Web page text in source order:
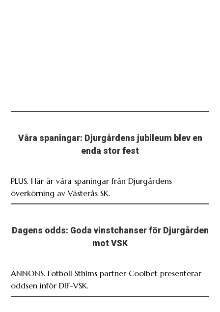
Våra spaningar: Djurgårdens jubileum blev en
enda stor fest
PLUS. Här är våra spaningar från Djurgårdens
överkörning av Västerås SK.
Dagens odds: Goda vinstchanser för Djurgården
mot VSK
ANNONS. Fotboll Sthlms partner Coolbet presenterar
oddsen inför DIF-VSK.